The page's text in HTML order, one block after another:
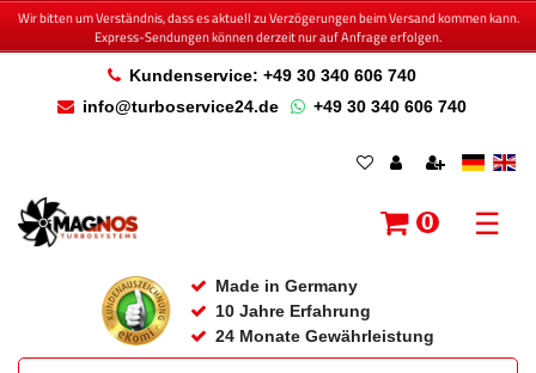
Wir bitten um Verständnis, dass es aktuell zu Verzögerungen beim Versand kommen kann.
Express-Sendungen können derzeit nur auf Anfrage erfolgen.
Kundenservice: +49 30 340 606 740
info@turboservice24.de
+49 30 340 606 740
Made in Germany
10 Jahre Erfahrung
24 Monate Gewährleistung
0 ☰